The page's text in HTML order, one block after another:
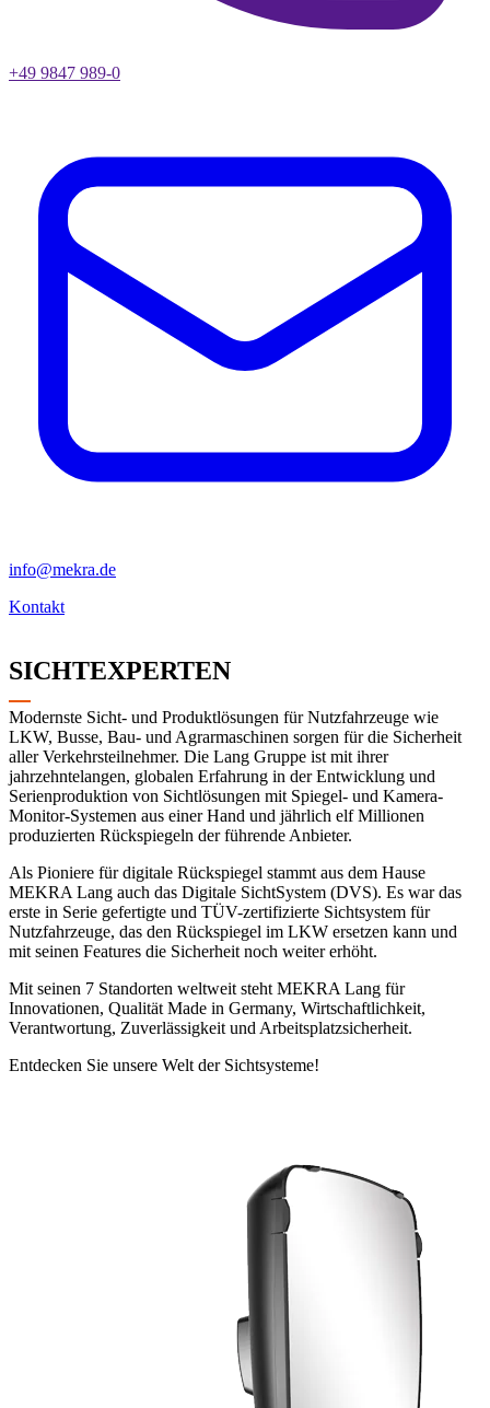
+49 9847 989-0
info@mekra.de
Kontakt
SICHTEXPERTEN
Modernste Sicht- und Produktlösungen für Nutzfahrzeuge wie
LKW, Busse, Bau- und Agrarmaschinen sorgen für die Sicherheit
aller Verkehrsteilnehmer. Die Lang Gruppe ist mit ihrer
jahrzehntelangen, globalen Erfahrung in der Entwicklung und
Serienproduktion von Sichtlösungen mit Spiegel- und Kamera-
Monitor-Systemen aus einer Hand und jährlich elf Millionen
produzierten Rückspiegeln der führende Anbieter.
Als Pioniere für digitale Rückspiegel stammt aus dem Hause
MEKRA Lang auch das Digitale SichtSystem (DVS). Es war das
erste in Serie gefertigte und TÜV-zertifizierte Sichtsystem für
Nutzfahrzeuge, das den Rückspiegel im LKW ersetzen kann und
mit seinen Features die Sicherheit noch weiter erhöht.
Mit seinen 7 Standorten weltweit steht MEKRA Lang für
Innovationen, Qualität Made in Germany, Wirtschaftlichkeit,
Verantwortung, Zuverlässigkeit und Arbeitsplatzsicherheit.
Entdecken Sie unsere Welt der Sichtsysteme!